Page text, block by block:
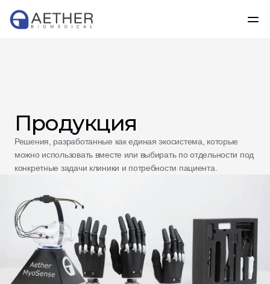
Продукция
Решения, разработанные как единая экосистема, которые
можно использовать вместе или выбирать по отдельности под
конкретные задачи клиники и потребности пациента.